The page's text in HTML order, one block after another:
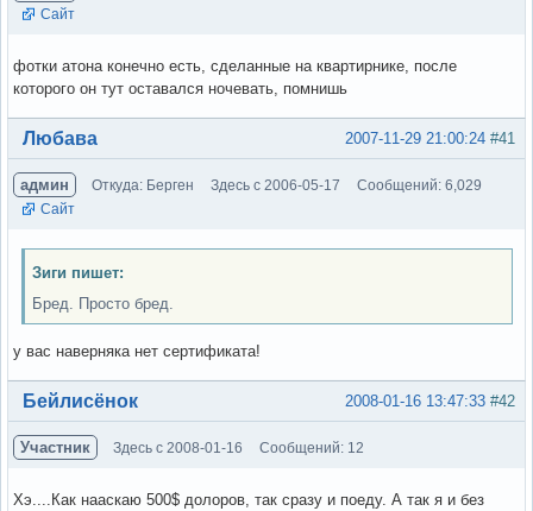
Сайт
фотки атона конечно есть, сделанные на квартирнике, после
которого он тут оставался ночевать, помнишь
Вне форума #41
2007-11-29 21:00:24
Любава
админ Откуда: Берген Здесь с 2006-05-17
Сообщений: 6,029
Сайт
Зиги пишет:
Бред. Просто бред.
у вас наверняка нет сертификата!
Вне форума #42
2008-01-16 13:47:33
Бейлисёнок
Участник Здесь с 2008-01-16 Сообщений: 12
Хэ....Как нааскаю 500$ долоров, так сразу и поеду. А так я и без